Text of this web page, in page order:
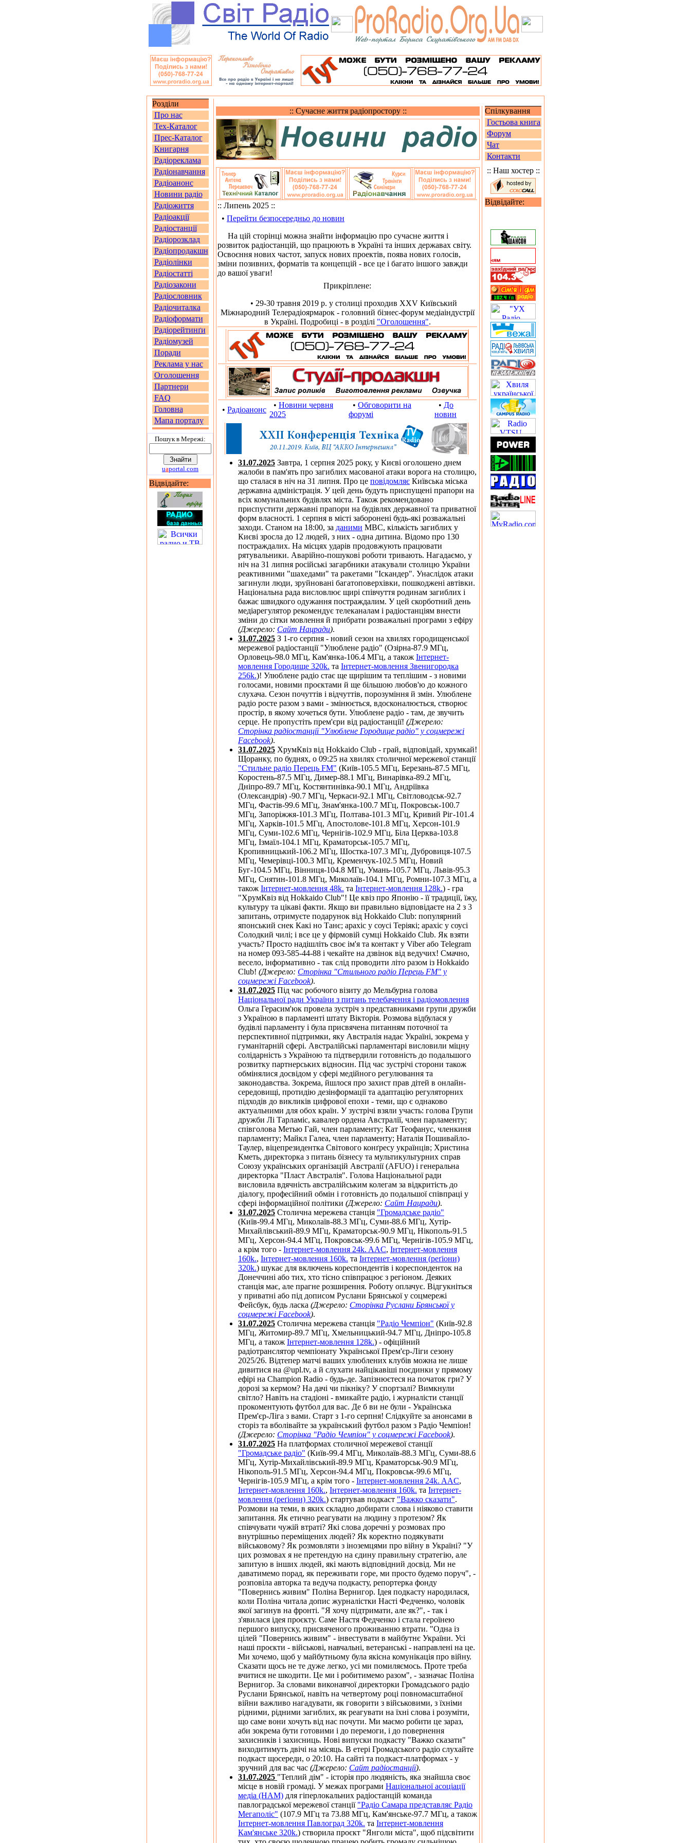
Розділи
Про нас
Тех-Каталог
Прес-Каталог
Книгарня
Радіореклама
Радіонавчання
Радіоанонс
Новини радіо
Радіожиття
Радіоакції
Радіостанції
Радіорозклад
Радіопродакшн
Радіолінки
Радіостатті
Радіозакони
Радіословник
Радіочиталка
Радіоформати
Радіорейтинґи
Радіомузей
Поради
Реклама у нас
Оголошення
Партнери
FAQ
Головна
Мапа порталу
Пошук в Мережi:
uaportal.com
Відвідайте:
Спілкування
Гостьова книга
Форум
Чат
Контакти
:: Сучасне життя радіопростору ::
:: Липень 2025 ::
• Перейти безпосередньо до новин
На цій сторінці можна знайти інформацію про сучасне життя і
розвиток радіостанцій, що працюють в Україні та інших державах світу.
Освоєння нових частот, запуск нових проектів, поява нових голосів,
зміни позивних, форматів та концепцій - все це і багато іншого завжди
до вашої уваги!
Прикріплене:
• 29-30 травня 2019 р. у столиці проходив XXV Київський
Міжнародний Телерадіоярмарок - головний бізнес-форум медіаіндустрії
в Україні. Подробиці - в розділі "Оголошення".
• Радіоанонс
• Новини червня
2025
• Обговорити на
форумі
• До
новин
31.07.2025 Завтра, 1 серпня 2025 року, у Києві оголошено днем
жалоби в пам'ять про загиблих масованої атаки ворога на столицю,
що сталася в ніч на 31 липня. Про це повідомляє Київська міська
державна адміністрація. У цей день будуть приспущені прапори на
всіх комунальних будівлях міста. Також рекомендовано
приспустити державні прапори на будівлях державної та приватної
форм власності. 1 серпня в місті заборонені будь-які розважальні
заходи. Станом на 18:00, за даними МВС, кількість загиблих у
Києві зросла до 12 людей, з них - одна дитина. Відомо про 130
постраждалих. На місцях ударів продовжують працювати
рятувальники. Аварійно-пошукові роботи тривають. Нагадаємо, у
ніч на 31 липня російські загарбники атакували столицю України
реактивними "шахедами" та ракетами "Іскандер". Унаслідок атаки
загинули люди, зруйновані багатоповерхівки, пошкоджені автівки.
Національна рада висловлює щирі співчуття родинам загиблих і
бажає швидкого одужання постраждалим. У цей скорботний день
медіарегулятор рекомендує телеканалам і радіостанціям внести
зміни до сітки мовлення й прибрати розважальні програми з ефіру
(Джерело: Сайт Нацради).
31.07.2025 З 1-го серпня - новий сезон на хвилях городищенської
мережевої радіостанції "Улюблене радіо" (Озірна-87.9 МГц,
Орловець-98.0 МГц, Кам'янка-106.4 МГц, а також Інтернет-
мовлення Городище 320k. та Інтернет-мовлення Звенигородка
256k.)! Улюблене радіо стає ще щирішим та теплішим - з новими
голосами, новими проєктами й ще більшою любов'ю до кожного
слухача. Сезон почуттів і відчуттів, порозуміння й змін. Улюблене
радіо росте разом з вами - змінюється, вдосконалюється, створює
простір, в якому хочеться бути. Улюблене радіо - там, де звучить
серце. Не пропустіть прем'єри від радіостанції! (Джерело:
Сторінка радіостанції "Улюблене Городище радіо" у соцмережі
Facebook).
31.07.2025 ХрумКвіз від Hokkaido Club - грай, відповідай, хрумкай!
Щоранку, по буднях, о 09:25 на хвилях столичної мережевої станції
"Стильне радіо Перець FM" (Київ-105.5 МГц, Березань-87.5 МГц,
Коростень-87.5 МГц, Димер-88.1 МГц, Винарівка-89.2 МГц,
Дніпро-89.7 МГц, Костянтинівка-90.1 МГц, Андріївка
(Олександрія) -90.7 МГц, Черкаси-92.1 МГц, Світловодськ-92.7
МГц, Фастів-99.6 МГц, Знам'янка-100.7 МГц, Покровськ-100.7
МГц, Запоріжжя-101.3 МГц, Полтава-101.3 МГц, Кривий Ріг-101.4
МГц, Харків-101.5 МГц, Апостолове-101.8 МГц, Херсон-101.9
МГц, Суми-102.6 МГц, Чернігів-102.9 МГц, Біла Церква-103.8
МГц, Ізмаїл-104.1 МГц, Краматорськ-105.7 МГц,
Кропивницький-106.2 МГц, Шостка-107.3 МГц, Дубровиця-107.5
МГц, Чемерівці-100.3 МГц, Кременчук-102.5 МГц, Новий
Буг-104.5 МГц, Вінниця-104.8 МГц, Умань-105.7 МГц, Львів-95.3
МГц, Снятин-101.8 МГц, Миколаїв-104.1 МГц, Ромни-107.3 МГц, а
також Інтернет-мовлення 48k. та Інтернет-мовлення 128k.) - гра
"ХрумКвіз від Hokkaido Club"! Це квіз про Японію - її традиції, їжу,
культуру та цікаві факти. Якщо ви правильно відповідаєте на 2 з 3
запитань, отримуєте подарунок від Hokkaido Club: популярний
японський снек Какі но Танє; арахіс у соусі Теріякі; арахіс у соусі
Солодкий чилі; і все це у фірмовій сумці Hokkaido Club. Як взяти
участь? Просто надішліть своє ім'я та контакт у Viber або Telegram
на номер 093-585-44-88 і чекайте на дзвінок від ведучих! Смачно,
весело, інформативно - так слід проводити літо разом із Hokkaido
Club! (Джерело: Сторінка "Стильного радіо Перець FM" у
соцмережі Facebook).
31.07.2025 Під час робочого візиту до Мельбурна голова
Національної ради України з питань телебачення і радіомовлення
Ольга Герасим'юк провела зустріч з представниками групи дружби
з Україною в парламенті штату Вікторія. Розмова відбулася у
будівлі парламенту і була присвячена питанням поточної та
перспективної підтримки, яку Австралія надає Україні, зокрема у
гуманітарній сфері. Австралійські парламентарі висловили міцну
солідарність з Україною та підтвердили готовність до подальшого
розвитку партнерських відносин. Під час зустрічі сторони також
обмінялися досвідом у сфері медійного регулювання та
законодавства. Зокрема, йшлося про захист прав дітей в онлайн-
середовищі, протидію дезінформації та адаптацію регуляторних
підходів до викликів цифрової епохи - теми, що є однаково
актуальними для обох країн. У зустрічі взяли участь: голова Групи
дружби Лі Тарламіс, кавалер ордена Австралії, член парламенту;
співголова Метью Гай, член парламенту; Кат Теофанус, членкиня
парламенту; Майкл Галеа, член парламенту; Наталія Пошивайло-
Таулер, віцепрезидентка Світового конґресу українців; Христина
Кметь, директорка з питань бізнесу та мультикультурних справ
Союзу українських організацій Австралії (AFUO) і генеральна
директорка "Пласт Австралія". Голова Національної ради
висловила вдячність австралійським колегам за відкритість до
діалогу, професійний обмін і готовність до подальшої співпраці у
сфері інформаційної політики (Джерело: Сайт Нацради).
31.07.2025 Столична мережева станція "Громадське радіо"
(Київ-99.4 МГц, Миколаїв-88.3 МГц, Суми-88.6 МГц, Хутір-
Михайлівський-89.9 МГц, Краматорськ-90.9 МГц, Нікополь-91.5
МГц, Херсон-94.4 МГц, Покровськ-99.6 МГц, Чернігів-105.9 МГц,
а крім того - Інтернет-мовлення 24k. AAC, Інтернет-мовлення
160k., Інтернет-мовлення 160k. та Інтернет-мовлення (реґіони)
320k.) шукає для включень кореспондентів і кореспонденток на
Донеччині або тих, хто тісно співпрацює з регіоном. Деяких
станція має, але прагне розширення. Роботу оплачує. Відгукніться
у приватні або під дописом Руслани Брянської у соцмережі
Фейсбук, будь ласка (Джерело: Сторінка Руслани Брянської у
соцмережі Facebook).
31.07.2025 Столична мережева станція "Радіо Чемпіон" (Київ-92.8
МГц, Житомир-89.7 МГц, Хмельницький-94.7 МГц, Дніпро-105.8
МГц, а також Інтернет-мовлення 128k.) - офіційний
радіотранслятор чемпіонату Української Прем'єр-Ліги сезону
2025/26. Відтепер матчі ваших улюблених клубів можна не лише
дивитися на @upl.tv, а й слухати найцікавіші поєдинки у прямому
ефірі на Champion Radio - будь-де. Запізнюєтеся на початок гри? У
дорозі за кермом? На дачі чи пікніку? У спортзалі? Вимкнули
світло? Навіть на стадіоні - вмикайте радіо, і журналісти станції
прокоментують футбол для вас. Де б ви не були - Українська
Прем'єр-Ліга з вами. Старт з 1-го серпня! Слідкуйте за анонсами в
сторіз та вболівайте за український футбол разом з Радіо Чемпіон!
(Джерело: Сторінка "Радіо Чемпіон" у соцмережі Facebook).
31.07.2025 На платформах столичної мережевої станції
"Громадське радіо" (Київ-99.4 МГц, Миколаїв-88.3 МГц, Суми-88.6
МГц, Хутір-Михайлівський-89.9 МГц, Краматорськ-90.9 МГц,
Нікополь-91.5 МГц, Херсон-94.4 МГц, Покровськ-99.6 МГц,
Чернігів-105.9 МГц, а крім того - Інтернет-мовлення 24k. AAC,
Інтернет-мовлення 160k., Інтернет-мовлення 160k. та Інтернет-
мовлення (реґіони) 320k.) стартував подкаст "Важко сказати".
Розмови на теми, в яких складно добирати слова і ніяково ставити
запитання. Як етично реагувати на людину з протезом? Як
співчувати чужій втраті? Які слова доречні у розмовах про
внутрішньо переміщених людей? Як коректно подякувати
військовому? Як розмовляти з іноземцями про війну в Україні? "У
цих розмовах я не претендую на єдину правильну стратегію, але
запитую в інших людей, які мають відповідний досвід. Ми не
даватимемо порад, як переживати горе, ми просто будемо поруч", -
розповіла авторка та ведуча подкасту, репортерка фонду
"Повернись живим" Поліна Вернигор. Ідея подкасту народилася,
коли Поліна читала допис журналістки Насті Федченко, чоловік
якої загинув на фронті. "Я хочу підтримати, але як?", - так і
з'явилася ідея проєкту. Саме Настя Федченко і стала героїнею
першого випуску, присвяченого проживанню втрати. "Одна із
цілей "Повернись живим" - інвестувати в майбутнє України. Усі
наші проєкти - військові, навчальні, ветеранські - направлені на це.
Ми хочемо, щоб у майбутньому була якісна комунікація про війну.
Сказати щось не те дуже легко, усі ми помиляємось. Проте треба
вчитися не шкодити. Це ми і робитимемо разом", - зазначає Поліна
Вернигор. За словами виконавчої директорки Громадського радіо
Руслани Брянської, навіть на четвертому році повномасштабної
війни важливо нагадувати, як говорити з військовими, з їхніми
рідними, рідними загиблих, як реагувати на їхні слова і розуміти,
що саме вони хочуть від нас почути. Ми маємо робити це зараз,
аби зокрема бути готовими і до перемоги, і до повернення
захисників і захисниць. Нові випуски подкасту "Важко сказати"
виходитимуть двічі на місяць. В етері Громадського радіо слухайте
подкаст щосереди, о 20:10. На сайті та подкаст-платформах - у
зручний для вас час (Джерело: Сайт радіостанції).
31.07.2025 "Теплий дім" - історія про людяність, яка знайшла своє
місце в новій громаді. У межах програми Національної асоціації
медіа (НАМ) для гіперлокальних радіостанцій команда
павлоградської мережевої станції "Радіо Самара представляє Радіо
Мегаполіс" (107.9 МГц та 73.88 МГц, Кам'янське-97.7 МГц, а також
Інтернет-мовлення Павлоград 320k. та Інтернет-мовлення
Кам'янське 320k.) створила проєкт "Янголи міста", щоб підсвітити
:: Наш хостер ::
Відвідайте: